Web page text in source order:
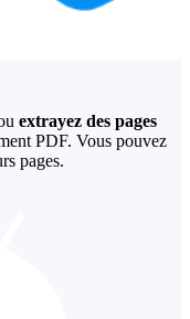
extrayez des pages
PDF. Vous pouvez
pages.